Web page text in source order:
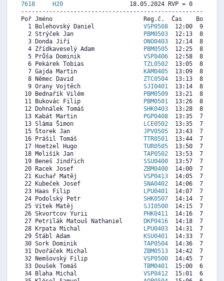
7618
H20
18.05.2024 RVP = 0     IP
Poř Jméno                          Reg.č.  Čas    Body
  1 Bolehovský Daniel
VSP0508
12:00  9090
  2 Strýček Jan
PBM0503
12:13  8930
  3 Donda Jiří
ONO0403
12:14  8918
  4 Zřídkaveselý Adam
PBM0505
12:25  8782
  5 Průša Dominik
VSP0406
12:58  8376
  6 Pekárek Tobias
TZL0502
13:05  8290
  7 Gajda Martin
KAM0405
13:09  8240
  8 Němec David
ZTC0504
13:13  8191
  9 Orany Vojtěch
SJI0401
13:14  8179
10 Bednařík Vilém
PBM0509
13:21  8093
11 Bukovác Filip
PBM0501
13:26  8031
12 Dohnálek Tomáš SHK0403
13:28  8006
13 Kabát Martin
PGP0408
13:35  7920
13 Sláma Šimon
LCE0502
13:35  7920
15 Štorek Jan JPV0505
13:43  7822
16 Prášil Tomáš TTR0501
13:44  7809
17 Hoetzel Hugo TUR0505
13:50  7735
18 Melišík Jan TAP0502
13:53  7698
19 Beneš Jindřich SSU0400
13:57  7649
20 Racek Josef ZBM0400
14:00  7612
21 Kuchař Matěj VSP0413
14:05  7551
22 Kubeček Josef SNA0402
14:06  7538
23 Haas Filip
LPU0401
14:07  7526
24 Podolský Petr SHK0507
14:14  7440
25 Vítek Matěj SJI0500
14:15  7427
26 Skvortcov Yurii
PHK0411
14:16  7415
27 Petrilák Matouš Nathaniel
DKP0416
14:18  7390
28 Krpata Michal
LPU0403
14:31  7230
29 Štábl Adam
KSU0401
14:33  7206
30 Sork Dominik TAP0504
14:36  7169
31 Dvořáček Michal ZBM0513
14:42  7095
32 Nemšovský Filip VSP0500
14:45  7058
33 Doušek Tomáš TBM0401
15:00  6873
34 Blaha Michal VSP0412
15:01  6861